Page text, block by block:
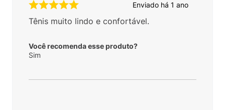
Enviado há 1 ano
Tênis muito lindo e confortável.
Você recomenda esse produto?
Sim